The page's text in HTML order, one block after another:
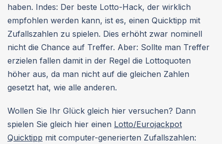
haben. Indes: Der beste Lotto-Hack, der wirklich
empfohlen werden kann, ist es, einen Quicktipp mit
Zufallszahlen zu spielen. Dies erhöht zwar nominell
nicht die Chance auf Treffer. Aber: Sollte man Treffer
erzielen fallen damit in der Regel die Lottoquoten
höher aus, da man nicht auf die gleichen Zahlen
gesetzt hat, wie alle anderen.
Wollen Sie Ihr Glück gleich hier versuchen? Dann
spielen Sie gleich hier einen Lotto/Eurojackpot
Quicktipp mit computer-generierten Zufallszahlen: